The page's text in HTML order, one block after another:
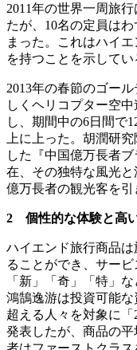
2011年の世界一周旅
たが、10名の定員は
まった。これはハイ
を持つことを示してい
2013年の春節のゴー
しくヘリコプター空
し、期間中の6日間で
上に上った。胡潤研
した『中国億万長者
在、その独特な風光
億万長者の観光客を引
2 個性的な体験と高
ハイエンド旅行商品
ることができ、サー
「新」「奇」「特」
鴻鵠逸游は投資可能な
超える人々を対象に
発表したが、商品の